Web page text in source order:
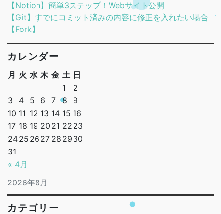
【Notion】簡単3ステップ！Webサイト公開
【Git】すでにコミット済みの内容に修正を入れたい場合
【Fork】
カレンダー
2026年8月
月 火 水 木 金 土 日
« 4月
1
2
3
4 5 6 7 8
9
10 11 12 13 14 15 16
17 18 19 20 21 22 23
2425 26 27 28 29 30
31
カテゴリー